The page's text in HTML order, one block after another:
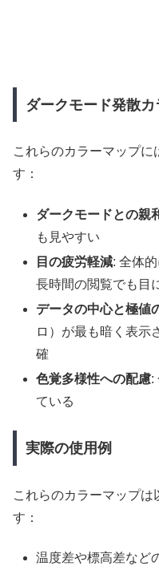
ダークモード発散
これらのカラーマップに
す：
ダークモードとの親
も見やすい
目の疲労軽減: 全体
長時間の閲覧でも目
データの中心と極値
ロ）が最も暗く表示
確
色覚多様性への配慮:
ている
実際の使用例
これらのカラーマップ
す：
温度差や標高差など